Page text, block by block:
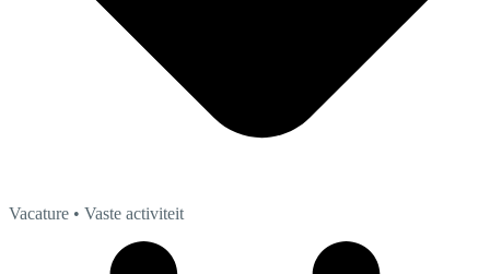
Vacature • Vaste activiteit